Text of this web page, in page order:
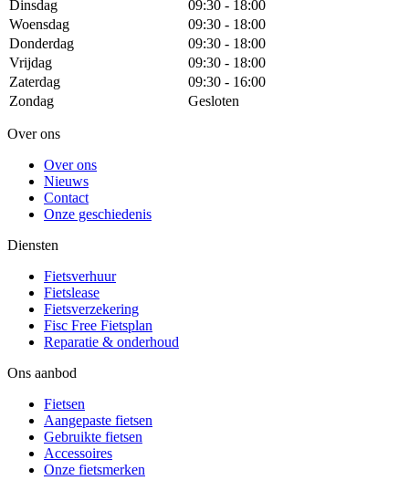
Dinsdag
09:30 - 18:00
Woensdag
09:30 - 18:00
Donderdag
09:30 - 18:00
Vrijdag
09:30 - 18:00
Zaterdag
09:30 - 16:00
Zondag
Gesloten
Over ons
Over ons
Nieuws
Contact
Onze geschiedenis
Diensten
Fietsverhuur
Fietslease
Fietsverzekering
Fisc Free Fietsplan
Reparatie & onderhoud
Ons aanbod
Fietsen
Aangepaste fietsen
Gebruikte fietsen
Accessoires
Onze fietsmerken